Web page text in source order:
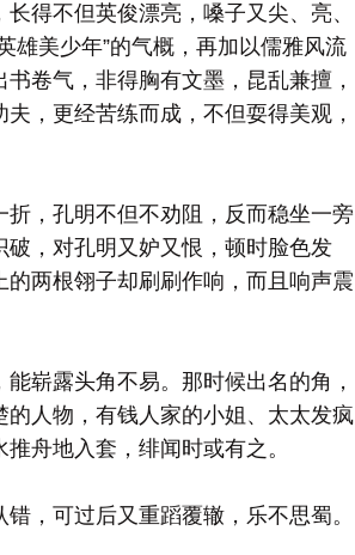
不但英俊漂亮，嗓子又尖、亮、
雄美少年”的气概，再加以儒雅风流
卷气，非得胸有文墨，昆乱兼擅，
，更经苦练而成，不但耍得美观，
，孔明不但不劝阻，反而稳坐一旁
，对孔明又妒又恨，顿时脸色发
两根翎子却刷刷作响，而且响声震
露头角不易。那时候出名的角，
人物，有钱人家的小姐、太太发疯
舟地入套，绯闻时或有之。
可过后又重蹈覆辙，乐不思蜀。